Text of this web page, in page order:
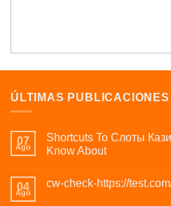
ÚLTIMAS PUBLICACIONES
07
Ago
Shortcuts To Слоты
Know About
04
Ago
cw-check-https://